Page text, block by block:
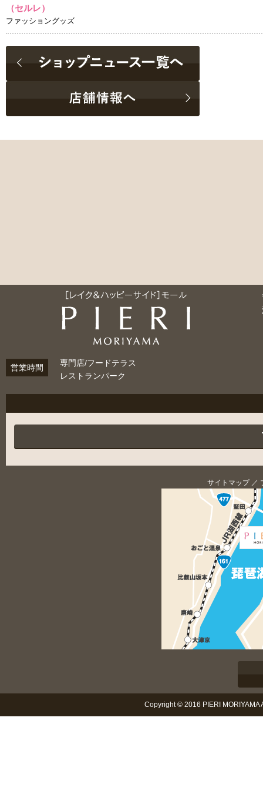
（セルレ）
ファッショングッズ
営業時間
専門店/フードテラス
レストランパーク
サイトマップ／
Copyright © 2016 PIERI MORIYAMA